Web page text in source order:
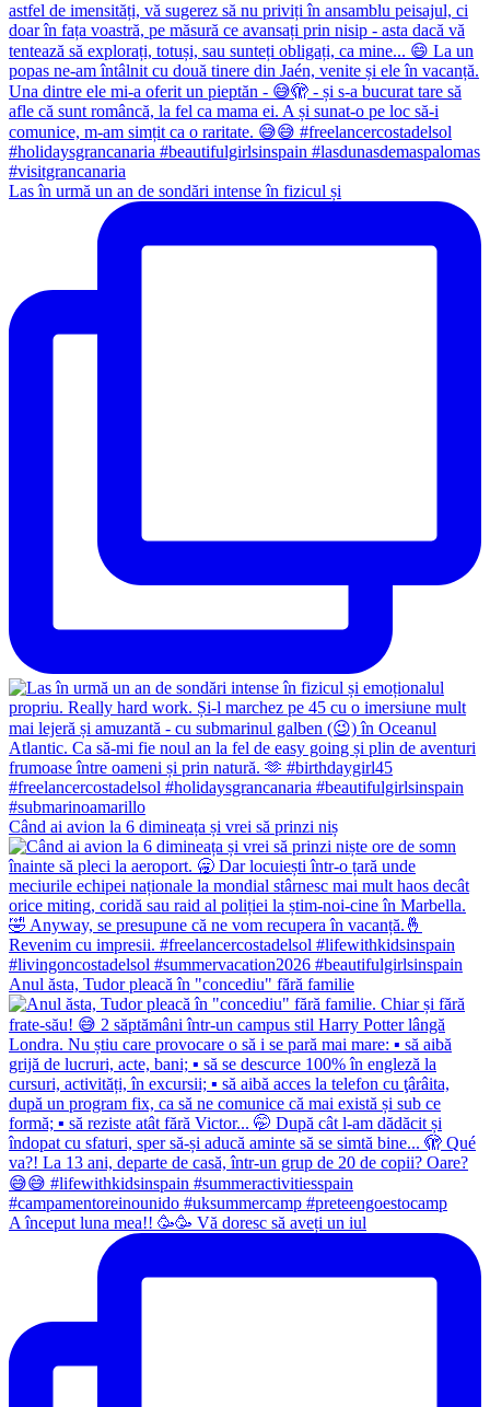
Las în urmă un an de sondări intense în fizicul și
Când ai avion la 6 dimineața și vrei să prinzi niș
Anul ăsta, Tudor pleacă în "concediu" fără familie
A început luna mea!! 🥳🥳 Vă doresc să aveți un iul